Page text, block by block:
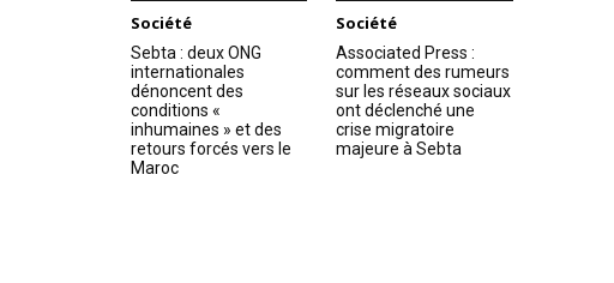
Société
Sebta : deux ONG
internationales
dénoncent des
conditions «
inhumaines » et des
retours forcés vers le
Maroc
Société
Associated Press :
comment des rumeurs
sur les réseaux sociaux
ont déclenché une
crise migratoire
majeure à Sebta